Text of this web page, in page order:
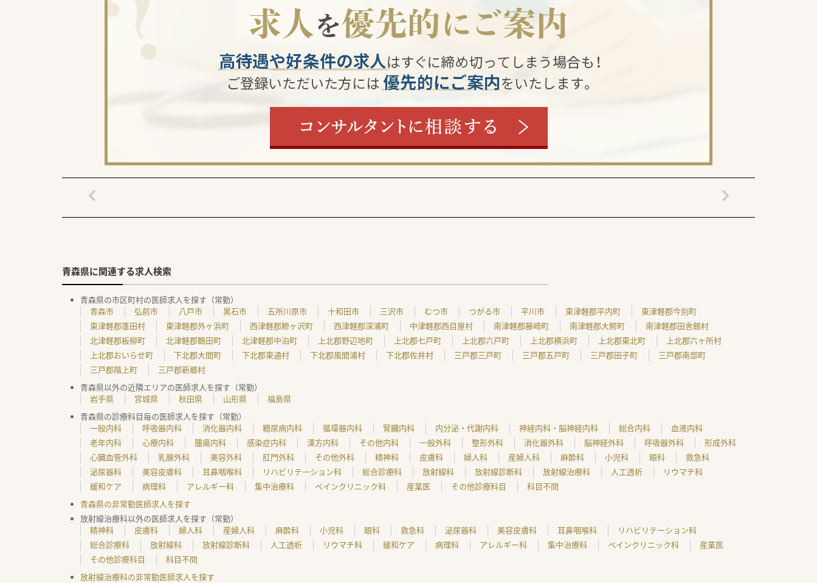
青森県に関連する求人検索
青森県の市区町村の医師求人を探す（常勤）
青森市
弘前市 八戸市 黒石市 五所川原市 十和田市 三沢市 むつ市 つがる市 平川市 東津軽郡平内町
東津軽郡今別町
東津軽郡蓬田村
東津軽郡外ヶ浜町 西津軽郡鰺ヶ沢町 西津軽郡深浦町 中津軽郡西目屋村 南津軽郡藤崎町 南津軽郡大鰐町
南津軽郡田舎館村
北津軽郡板柳町
北津軽郡鶴田町 北津軽郡中泊町 上北郡野辺地町 上北郡七戸町 上北郡六戸町 上北郡横浜町 上北郡東北町
上北郡六ヶ所村
上北郡おいらせ町
下北郡大間町 下北郡東通村 下北郡風間浦村 下北郡佐井村 三戸郡三戸町 三戸郡五戸町 三戸郡田子町
三戸郡南部町
三戸郡階上町
三戸郡新郷村
青森県以外の近隣エリアの医師求人を探す（常勤）
岩手県
宮城県 秋田県 山形県
福島県
青森県の診療科目毎の医師求人を探す（常勤）
一般内科
呼吸器内科 消化器内科 糖尿病内科 循環器内科 腎臓内科 内分泌・代謝内科 神経内科・脳神経内科 総合内科
血液内科
老年内科
心療内科 腫瘍内科 感染症内科 漢方内科 その他内科 一般外科 整形外科 消化器外科 脳神経外科 呼吸器外科
形成外科
心臓血管外科
乳腺外科 美容外科 肛門外科 その他外科 精神科 皮膚科 婦人科 産婦人科 麻酔科 小児科 眼科
救急科
泌尿器科
美容皮膚科 耳鼻咽喉科 リハビリテーション科 総合診療科 放射線科 放射線診断科 放射線治療科 人工透析
リウマチ科
緩和ケア
病理科 アレルギー科 集中治療科 ペインクリニック科 産業医 その他診療科目
科目不問
青森県の非常勤医師求人を探す
放射線治療科以外の医師求人を探す（常勤）
精神科
皮膚科 婦人科 産婦人科 麻酔科 小児科 眼科 救急科 泌尿器科 美容皮膚科 耳鼻咽喉科
リハビリテーション科
総合診療科
放射線科 放射線診断科 人工透析 リウマチ科 緩和ケア 病理科 アレルギー科 集中治療科 ペインクリニック科
産業医
その他診療科目
科目不問
放射線治療科の非常勤医師求人を探す